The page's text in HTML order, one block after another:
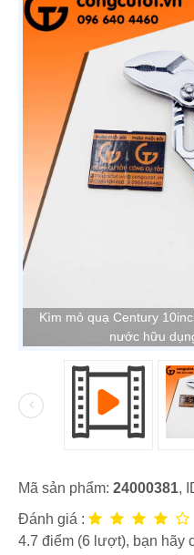
Kìm mỏ quạ Century
nước hữu
Mã sản phẩm: 24000381,
Đánh giá :
4.7 điểm (6 lượt), bạn hãy